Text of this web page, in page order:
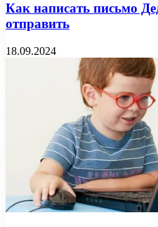
Как написать письмо
отправить
18.09.2024